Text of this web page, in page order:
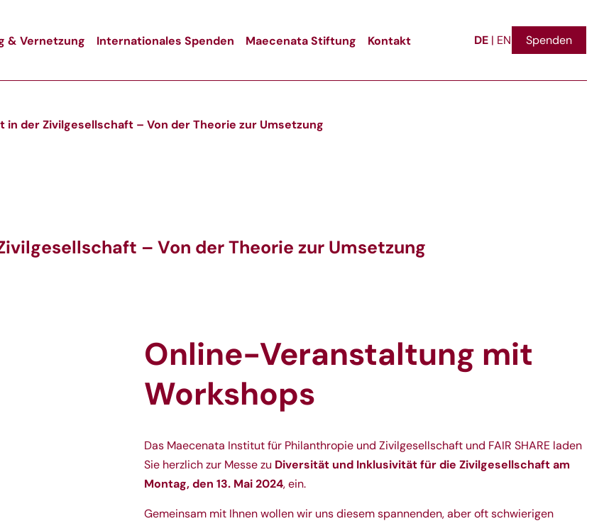
& Vernetzung Internationales Spenden Maecenata Stiftung Kontakt DE | EN Spenden
der Zivilgesellschaft – Von der Theorie zur Umsetzung
– Von der Theorie zur Umsetzung
Online-Veranstaltung mit
Workshops
Das Maecenata Institut für Philanthropie und Zivilgesellschaft und FAIR SHARE laden
Sie herzlich zur Messe zu Diversität und Inklusivität für die Zivilgesellschaft am
Montag, den 13. Mai 2024, ein.
Gemeinsam mit Ihnen wollen wir uns diesem spannenden, aber oft schwierigen